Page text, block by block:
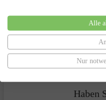
Vertretung gegenüber
Insolvenzverwalter
Haben
Alle
Nur